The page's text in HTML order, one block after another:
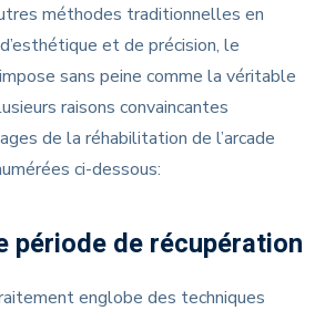
méthodes traditionnelles en
et de précision, le
sans peine comme la véritable
raisons convaincantes
de la réhabilitation de l’arcade
ci-dessous:
période de récupération
englobe des techniques